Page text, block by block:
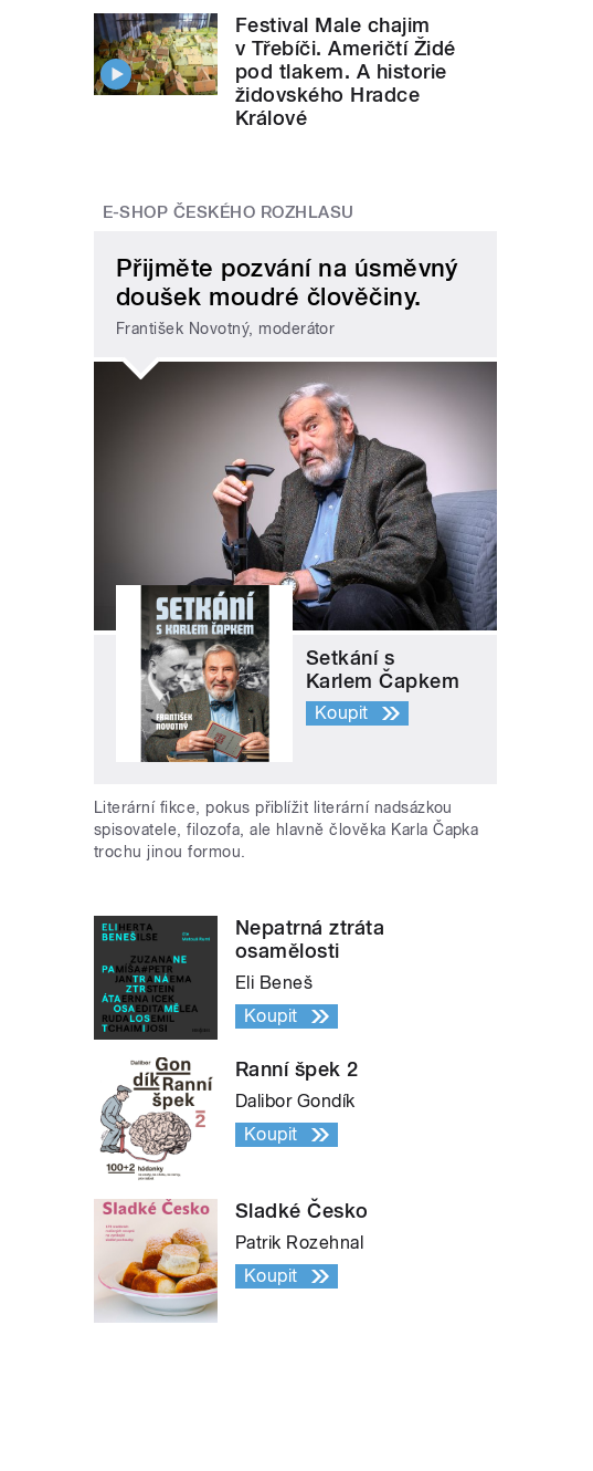
Festival Male chajim
v Třebíči. Američtí Židé
pod tlakem. A historie
židovského Hradce
Králové
E-SHOP ČESKÉHO ROZHLASU
Přijměte pozvání na úsměvný
doušek moudré člověčiny.
František Novotný, moderátor
Setkání s
Karlem Čapkem
Koupit
Literární fikce, pokus přiblížit literární nadsázkou
spisovatele, filozofa, ale hlavně člověka Karla Čapka
trochu jinou formou.
Nepatrná ztráta
osamělosti
Eli Beneš
Koupit
Ranní špek 2
Dalibor Gondík
Koupit
Sladké Česko
Patrik Rozehnal
Koupit